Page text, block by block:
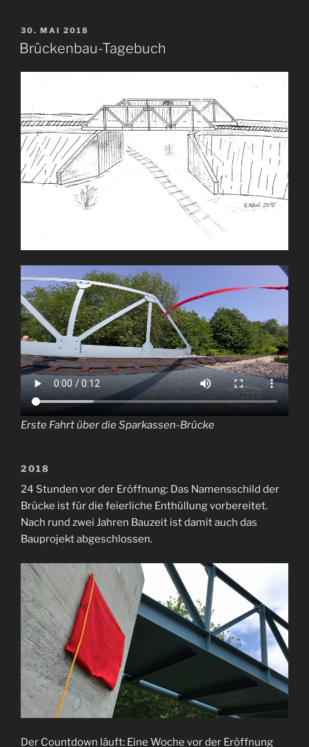
VERÖFFENTLICHT
AM
30. MAI 2018
Brückenbau-Tagebuch
Erste Fahrt über die Sparkassen-Brücke
2018
24 Stunden vor der Eröffnung: Das Namensschild der
Brücke ist für die feierliche Enthüllung vorbereitet.
Nach rund zwei Jahren Bauzeit ist damit auch das
Bauprojekt abgeschlossen.
Der Countdown läuft: Eine Woche vor der Eröffnung